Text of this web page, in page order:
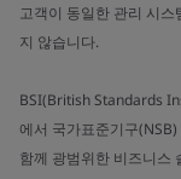
고객이 동일한 관리 시
지 않습니다.
BSI(British Standards
에서 국가표준기구
함께 광범위한 비즈니스